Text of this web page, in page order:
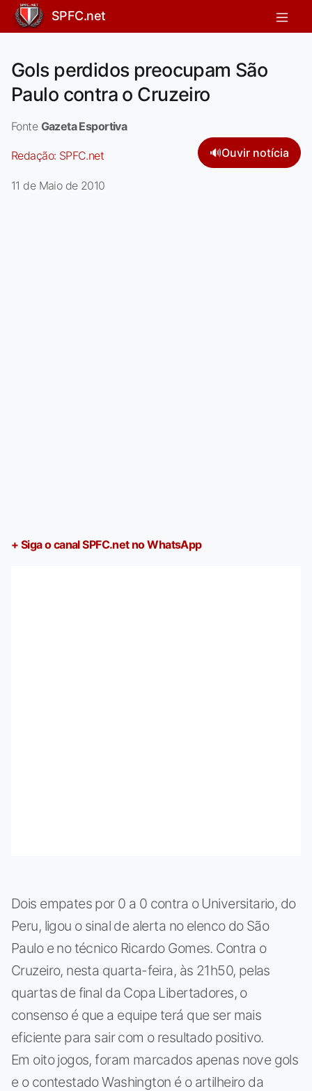
SPFC.net
Gols perdidos preocupam São
Paulo contra o Cruzeiro
Fonte Gazeta Esportiva
Redação: SPFC.net 🔊Ouvir notícia
11 de Maio de 2010
+ Siga o canal SPFC.net no WhatsApp
Dois empates por 0 a 0 contra o Universitario, do
Peru, ligou o sinal de alerta no elenco do São
Paulo e no técnico Ricardo Gomes. Contra o
Cruzeiro, nesta quarta-feira, às 21h50, pelas
quartas de final da Copa Libertadores, o
consenso é que a equipe terá que ser mais
eficiente para sair com o resultado positivo.
Em oito jogos, foram marcados apenas nove gols
e o contestado Washington é o artilheiro da